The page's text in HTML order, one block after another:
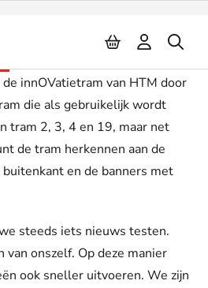
innOVatietram van HTM door
die als gebruikelijk wordt
tram 2, 3, 4 en 19, maar net
de tram herkennen aan de
en de banners met
steeds iets nieuws testen.
van onszelf. Op deze manier
ook sneller uitvoeren. We zijn